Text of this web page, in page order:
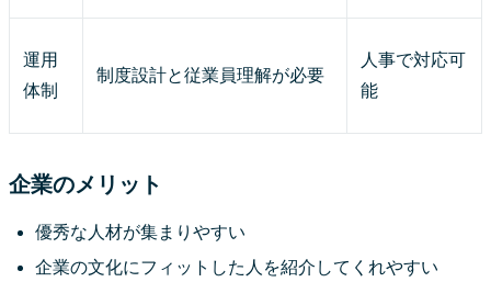
運用
体制
制度設計と従業員理解が必要
人事で対応可
能
企業のメリット
優秀な人材が集まりやすい
企業の文化にフィットした人を紹介してくれやすい